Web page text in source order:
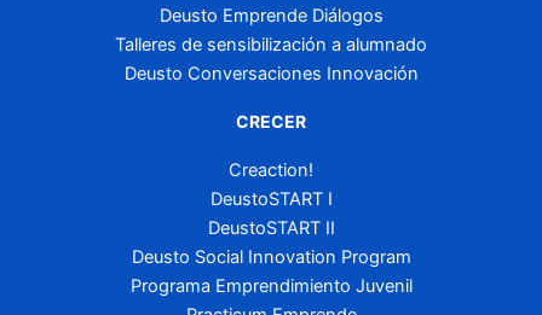
Deusto Emprende Diálogos
Talleres de sensibilización a alumnado
Deusto Conversaciones Innovación
CRECER
Creaction!
DeustoSTART I
DeustoSTART II
Deusto Social Innovation Program
Programa Emprendimiento Juvenil